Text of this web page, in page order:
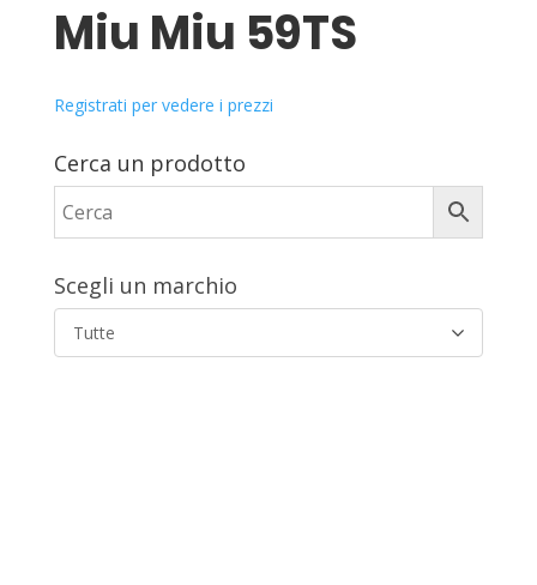
Miu Miu 59TS
Registrati per vedere i prezzi
Cerca un prodotto
Scegli un marchio
Tutte